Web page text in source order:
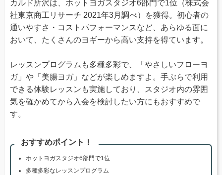
カルド所沢は、ホットヨガスタジオ6部門で1位（株式会
社東京商工リサーチ 2021年3月調べ）を獲得。初心者の
通いやすさ・コストパフォーマンスなど、あらゆる面に
おいて、たくさんのヨギーから高い支持を得ています。
レッスンプログラムも多種多彩で、「やさしいフローヨ
ガ」や「美腸ヨガ」などが楽しめますよ。手ぶらで利用
できる体験レッスンも実施しており、スタジオ内の雰囲
気を確かめてから入会を検討したい方にもおすすめで
す。
おすすめポイント！
ホットヨガスタジオ6部門で1位
多種多彩なレッスンプログラム